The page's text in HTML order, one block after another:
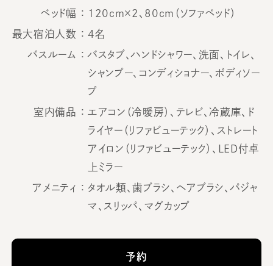
ベッド幅 ： 120cm×2、80cm（ソファベッド）
最大宿泊人数 ： 4名
バスルーム ： バスタブ、ハンドシャワー、洗面、トイレ、
シャンプー、コンディショナー、ボディソー
プ
室内備品 ： エアコン（冷暖房）、テレビ、冷蔵庫、ド
ライヤー（リファビューテック）、ストレート
アイロン（リファビューテック）、LED付卓
上ミラー
アメニティ ： タオル類、歯ブラシ、ヘアブラシ、パジャ
マ、スリッパ、マグカップ
予約